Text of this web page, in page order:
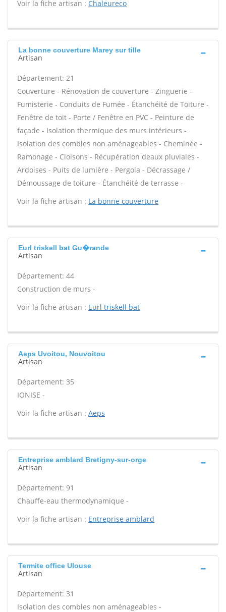
Voir la fiche artisan : Chaleureco
La bonne couverture Marey sur tille
Artisan
Département: 21
Couverture - Rénovation de couverture - Zinguerie -
Fumisterie - Conduits de Fumée - Étanchéité de Toiture -
Fenêtre de toit - Porte / Fenêtre en PVC - Peinture de
façade - Isolation thermique des murs intérieurs -
Isolation des combles non aménageables - Cheminée -
Ramonage - Cloisons - Récupération deaux pluviales -
Ardoises - Puits de lumière - Pergola - Décrassage /
Démoussage de toiture - Étanchéité de terrasse -
Voir la fiche artisan : La bonne couverture
Eurl triskell bat Gu�rande
Artisan
Département: 44
Construction de murs -
Voir la fiche artisan : Eurl triskell bat
Aeps Uvoitou, Nouvoitou
Artisan
Département: 35
IONISE -
Voir la fiche artisan : Aeps
Entreprise amblard Bretigny-sur-orge
Artisan
Département: 91
Chauffe-eau thermodynamique -
Voir la fiche artisan : Entreprise amblard
Termite office Ulouse
Artisan
Département: 31
Isolation des combles non aménageables -